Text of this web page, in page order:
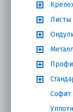
Листы
Софит